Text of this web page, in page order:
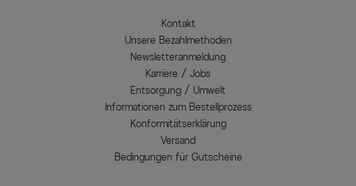
Kontakt
Unsere Bezahlmethoden
Newsletteranmeldung
Karriere / Jobs
Entsorgung / Umwelt
Informationen zum Bestellprozess
Konformitätserklärung
Versand
Bedingungen für Gutscheine